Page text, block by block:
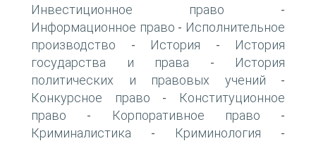
Инвестиционное право -
Информационное право - Исполнительное
производство - История -
История
государства и права -
История
политических и правовых учений -
Конкурсное право -
Конституционное
право - Корпоративное право -
Криминалистика - Криминология -